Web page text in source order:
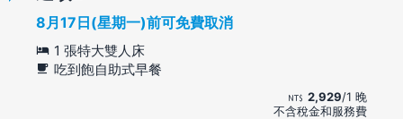
8月17日(星期一)前可免費取消
1 張特大雙人床
吃到飽自助式早餐
2,929/1 晚
不含稅金和服務費